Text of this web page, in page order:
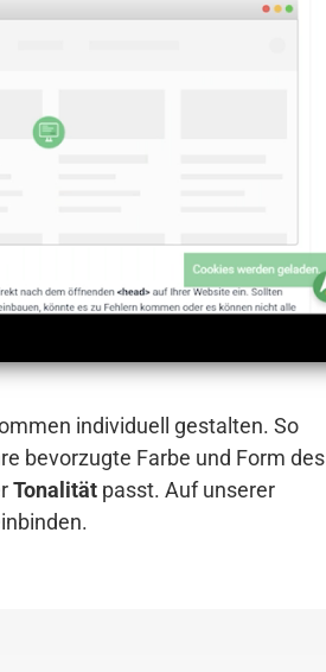
individuell gestalten. So
bevorzugte Farbe und Form des
Tonalität passt. Auf unserer